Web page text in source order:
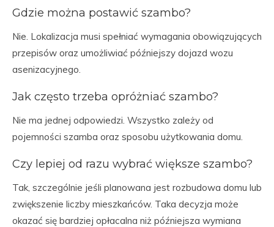
Gdzie można postawić szambo?
Nie. Lokalizacja musi spełniać wymagania obowiązujących
przepisów oraz umożliwiać późniejszy dojazd wozu
asenizacyjnego.
Jak często trzeba opróżniać szambo?
Nie ma jednej odpowiedzi. Wszystko zależy od
pojemności szamba oraz sposobu użytkowania domu.
Czy lepiej od razu wybrać większe szambo?
Tak, szczególnie jeśli planowana jest rozbudowa domu lub
zwiększenie liczby mieszkańców. Taka decyzja może
okazać się bardziej opłacalna niż późniejsza wymiana